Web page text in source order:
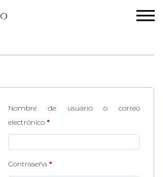
Nombre de usuario o correo
electrónico *Obligatorio
Contraseña *Obligatorio